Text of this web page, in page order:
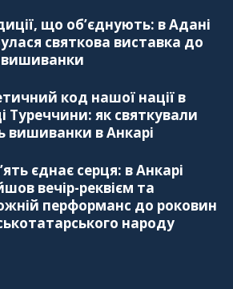
громад Туреччини
діаспори". Випуск 3. Вища освіта:
діаспори", Випуск 2, Як вивчити
діаспори". Випуск 1. Про створення
"Укр-Айна"
що об’єднують: в Адані
святкова виставка до
код нашої нації в
Туреччини: як святкували
вишиванки в Анкарі
єднає серця: в Анкарі
вечір-реквієм та
перформанс до роковин
народу